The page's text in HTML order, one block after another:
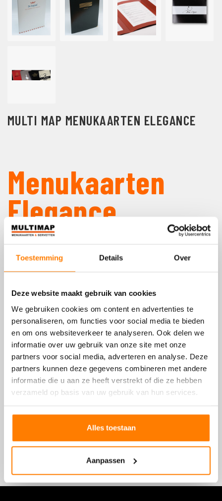
Toestemming Details Over
Deze website maakt gebruik van cookies
We gebruiken cookies om content en advertenties te
personaliseren, om functies voor social media te bieden
en om ons websiteverkeer te analyseren. Ook delen we
informatie over uw gebruik van onze site met onze
partners voor social media, adverteren en analyse. Deze
partners kunnen deze gegevens combineren met andere
informatie die u aan ze heeft verstrekt of die ze hebben
verzameld op basis van uw gebruik van hun services.
Alles toestaan
Aanpassen
MULTI MAP MENUKAARTEN ELEGANCE
Menukaarten
Elegance
De menukaarten Elegance zijn menukaarten
vervaardigd van dubbelzijdig gelamineerd karton
De binnenzijden bestaan uit gelamineerde
kartonnen inschuifkaders. Deze menukaart is
verkrijgbaar tot maximaal 10 pagina's.
Materiaal gelamineerd karton.
Formaten A4E, A4, A4 landscape, A5, A5 landscape,
vierkant, & A4 smal
Opdruk pregen of zeefdruk.
MAAK EEN AFSPRAAK
Bel ons op +32 (0)800 70980